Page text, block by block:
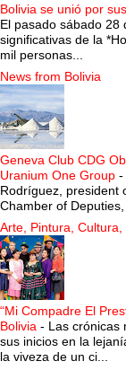
Bolivia se unió por
El pasado sábado 28
significativas de la
mil personas...
News from Bolivia
Geneva Club CDG
Uranium One Group -
Rodríguez, president
Chamber of Deputies,
Arte, Pintura, Cultura,
“Mi Compadre El
Bolivia - Las crónicas
sus inicios en la
la viveza de un ci...